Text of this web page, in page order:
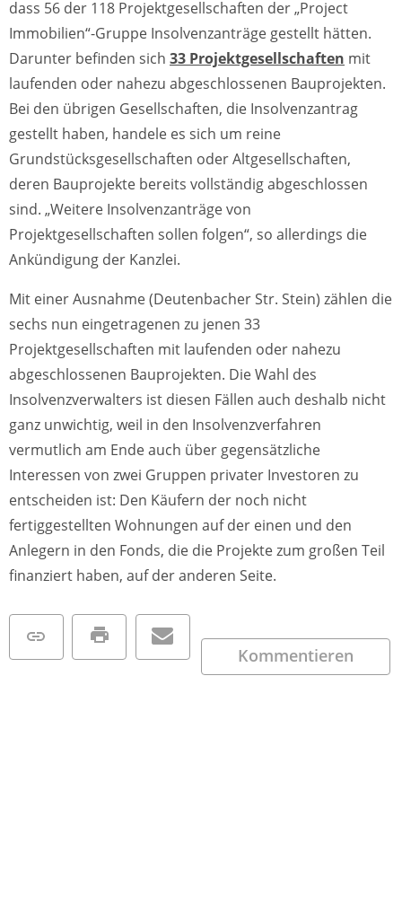
dass 56 der 118 Projektgesellschaften der „Project
Immobilien“-Gruppe Insolvenzanträge gestellt hätten.
Darunter befinden sich 33 Projektgesellschaften mit
laufenden oder nahezu abgeschlossenen Bauprojekten.
Bei den übrigen Gesellschaften, die Insolvenzantrag
gestellt haben, handele es sich um reine
Grundstücksgesellschaften oder Altgesellschaften,
deren Bauprojekte bereits vollständig abgeschlossen
sind. „Weitere Insolvenzanträge von
Projektgesellschaften sollen folgen“, so allerdings die
Ankündigung der Kanzlei.
Mit einer Ausnahme (Deutenbacher Str. Stein) zählen die
sechs nun eingetragenen zu jenen 33
Projektgesellschaften mit laufenden oder nahezu
abgeschlossenen Bauprojekten. Die Wahl des
Insolvenzverwalters ist diesen Fällen auch deshalb nicht
ganz unwichtig, weil in den Insolvenzverfahren
vermutlich am Ende auch über gegensätzliche
Interessen von zwei Gruppen privater Investoren zu
entscheiden ist: Den Käufern der noch nicht
fertiggestellten Wohnungen auf der einen und den
Anlegern in den Fonds, die die Projekte zum großen Teil
finanziert haben, auf der anderen Seite.
Kommentieren